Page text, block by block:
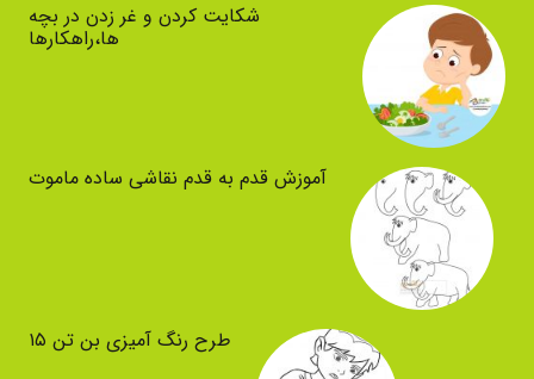
شکایت کردن و غر زدن در بچه
ها،راهکارها
آموزش قدم به قدم نقاشی ساده ماموت
طرح رنگ آمیزی بن تن ۱۵